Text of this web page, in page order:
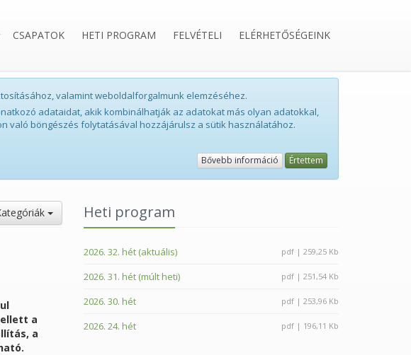
CSAPATOK HETI PROGRAM FELVÉTELI ELÉRHETŐSÉGEINK
valamint weboldalforgalmunk elemzéséhez.
adataidat, akik kombinálhatják az adatokat más olyan adatokkal,
való böngészés folytatásával hozzájárulsz a sütik használatához.
Bővebb információ Értettem
a
a
Heti program
2026. 32. hét (aktuális) pdf | 259,25 Kb
2026. 31. hét (múlt heti) pdf | 251,54 Kb
2026. 30. hét pdf | 253,96 Kb
2026. 24. hét pdf | 196,11 Kb